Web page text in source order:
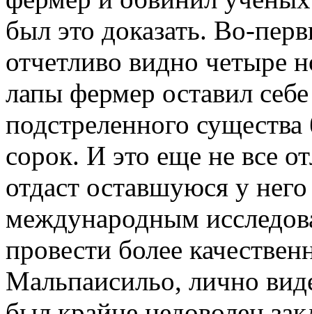
был это доказать. Во-
отчетливо видно четыре
лапы фермер оставил
подстреленного
сорок. И это еще не все
отдаст оставшуюся у
международным
провести более
Мальпаисильо, лично